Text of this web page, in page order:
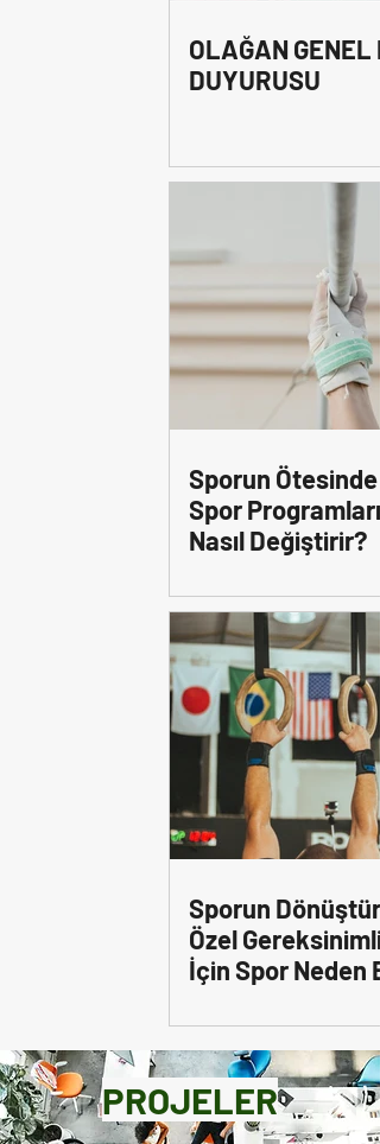
OLAĞAN GENEL
DUYURUSU
Sporun Ötesinde:
Spor Programları
Nasıl Değiştirir?
Sporun
Özel Gereksinimli
İçin Spor Neden
PROJELER